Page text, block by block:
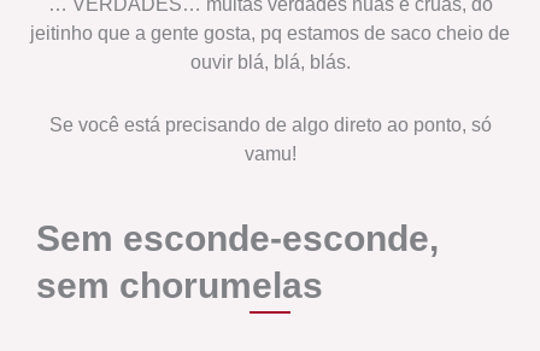
… VERDADES… muitas verdades nuas e cruas, do
jeitinho que a gente gosta, pq estamos de saco cheio de
ouvir blá, blá, blás.
Se você está precisando de algo direto ao ponto, só
vamu!
Sem esconde-esconde,
sem chorumelas